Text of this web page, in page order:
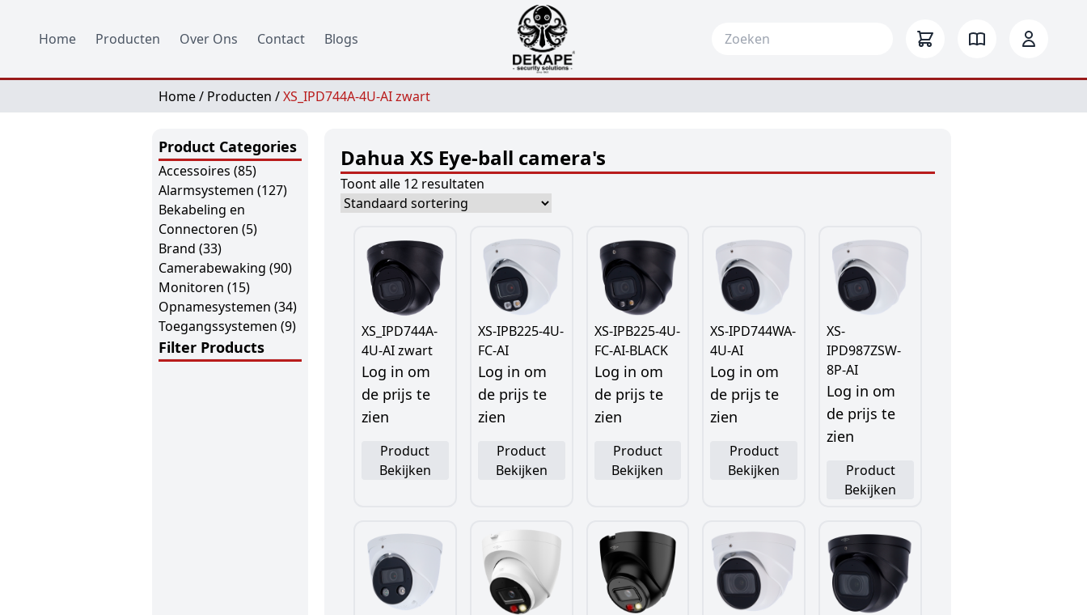
Home Producten Over Ons Contact Blogs Search for:
Home/ Producten /XS_IPD744A-4U-AI zwart
Product Categories
Accessoires (85)
Alarmsystemen (127)
Bekabeling en
Connectoren (5)
Brand (33)
Camerabewaking (90)
Monitoren (15)
Opnamesystemen (34)
Toegangssystemen (9)
Filter Products
Dahua XS Eye-ball camera's
Toont alle 12 resultaten
XS_IPD744A-
4U-AI zwart
Log in om
de prijs te
zien
Product
Bekijken
XS-IPB225-4U-
FC-AI
Log in om
de prijs te
zien
Product
Bekijken
XS-IPB225-4U-
FC-AI-BLACK
Log in om
de prijs te
zien
Product
Bekijken
XS-IPD744WA-
4U-AI
Log in om
de prijs te
zien
Product
Bekijken
XS-
IPD987ZSW-
8P-AI
Log in om
de prijs te
zien
Product
Bekijken